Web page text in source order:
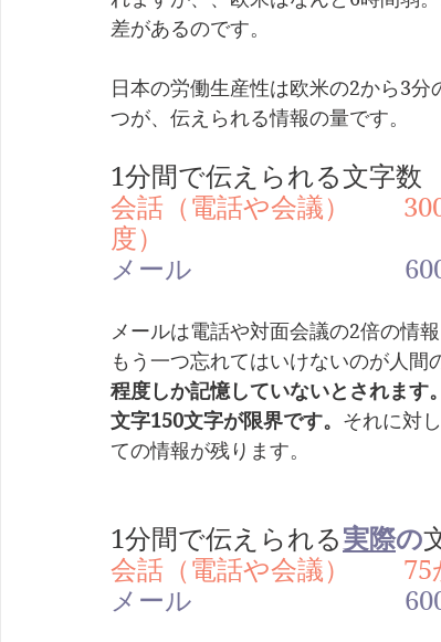
差があるのです。
日本の労働生産性は欧米の2から3
つが、伝えられる情報の量です。
1分間で伝えられる文字数
会話（電話や会議）　　
度）
メール　　　　　　　　
メールは電話や対面会議の2倍の情
もう一つ忘れてはいけないのが人間
程度しか記憶していないとされます
文字150文字が限界です。 それに対
ての情報が残ります。
1分間で伝えられる実際の
会話（電話や会議）　　75
メール　　　　　　　　